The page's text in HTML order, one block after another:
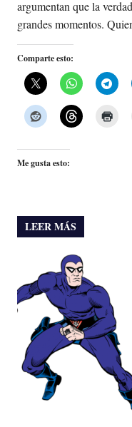
argumentan que la
grandes momentos.
Comparte esto:
Me gusta esto:
LEER MÁS